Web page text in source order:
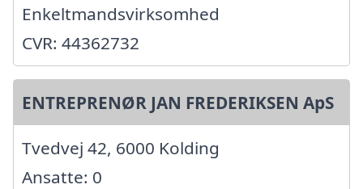
Enkeltmandsvirksomhed
CVR: 44362732
ENTREPRENØR JAN FREDERIKSEN ApS
Tvedvej 42, 6000 Kolding
Ansatte: 0